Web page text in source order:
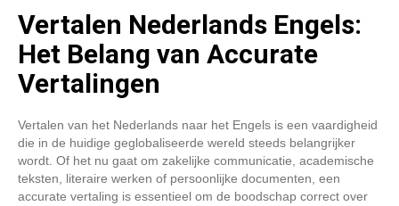
Vertalen Nederlands Engels:
Het Belang van Accurate
Vertalingen
Vertalen van het Nederlands naar het Engels is een vaardigheid
die in de huidige geglobaliseerde wereld steeds belangrijker
wordt. Of het nu gaat om zakelijke communicatie, academische
teksten, literaire werken of persoonlijke documenten, een
accurate vertaling is essentieel om de boodschap correct over